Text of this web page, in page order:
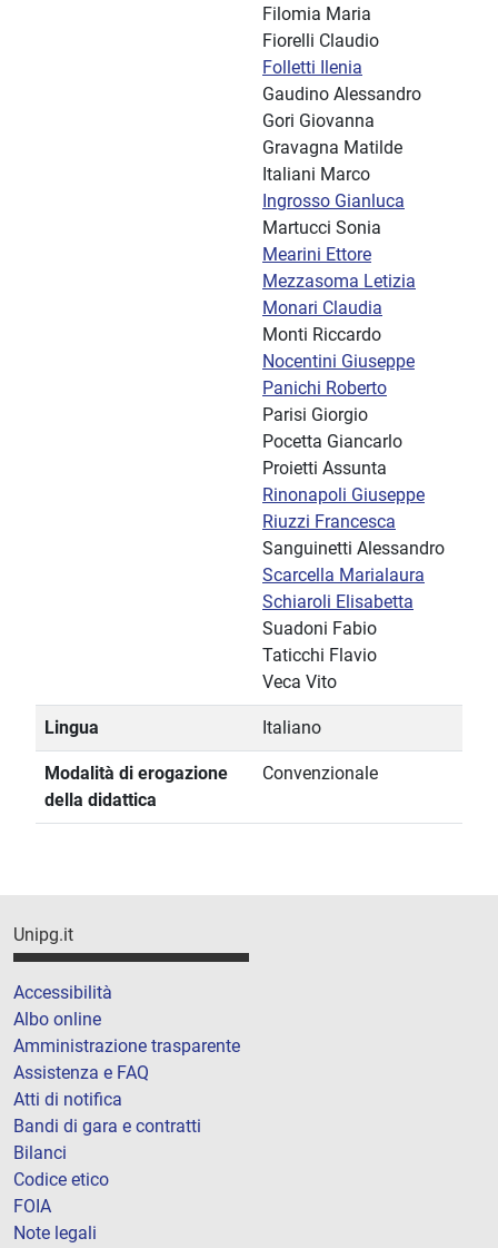
Filomia Maria
Fiorelli Claudio
Folletti Ilenia
Gaudino Alessandro
Gori Giovanna
Gravagna Matilde
Italiani Marco
Ingrosso Gianluca
Martucci Sonia
Mearini Ettore
Mezzasoma Letizia
Monari Claudia
Monti Riccardo
Nocentini Giuseppe
Panichi Roberto
Parisi Giorgio
Pocetta Giancarlo
Proietti Assunta
Rinonapoli Giuseppe
Riuzzi Francesca
Sanguinetti Alessandro
Scarcella Marialaura
Schiaroli Elisabetta
Suadoni Fabio
Taticchi Flavio
Veca Vito
Lingua Italiano
Modalità di erogazione
della didattica
Convenzionale
Unipg.it
Accessibilità
Albo online
Amministrazione trasparente
Assistenza e FAQ
Atti di notifica
Bandi di gara e contratti
Bilanci
Codice etico
FOIA
Note legali